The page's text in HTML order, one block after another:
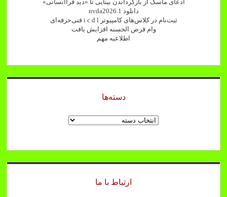
ادعای ماسک از بازگرداندن بینایی تا «دید فراانسانی»
دانلود nvda2026.1
ثبت‌نام در کلاس‌های کامپیوتر i c d l فنی‌حرفه‌ای
وام قرض الحسنه افزایش یافت
اطلاعیه مهم
دسته‌ها
دسته‌ها
ارتباط با ما